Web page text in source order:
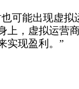
能出现虚拟
上，虚拟运营
实现盈利。”